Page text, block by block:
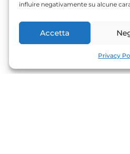
influire negativamente su alcune
Accetta
Privacy